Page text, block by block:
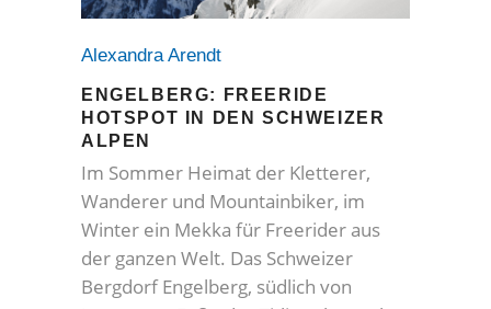
Alexandra Arendt
ENGELBERG: FREERIDE
HOTSPOT IN DEN SCHWEIZER
ALPEN
Im Sommer Heimat der Kletterer,
Wanderer und Mountainbiker, im
Winter ein Mekka für Freerider aus
der ganzen Welt. Das Schweizer
Bergdorf Engelberg, südlich von